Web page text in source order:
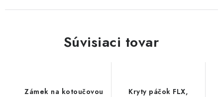
Súvisiaci tovar
Zámek na kotoučovou
Kryty páčok FLX,